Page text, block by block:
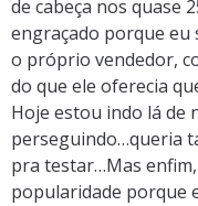
de cabeça nos quase
engraçado porque eu
o próprio vendedor,
do que ele oferecia
Hoje estou indo lá de
perseguindo…queria
pra testar…Mas
popularidade porque